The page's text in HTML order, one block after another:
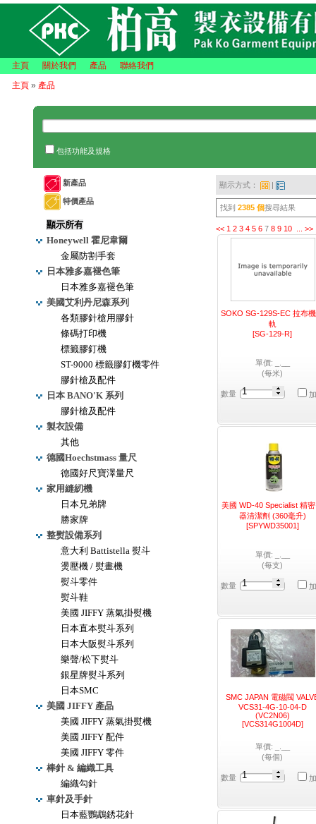
主頁 關於我們 產品
聯絡我們
主頁 » 產品
包括功能及規格
新產品
特價產品
顯示所有
Honeywell 霍尼韋爾
金屬防割手套
日本雅多嘉褪色筆
日本雅多嘉褪色筆
美國艾利丹尼森系列
各類膠針槍用膠針
條碼打印機
標籤膠釘機
ST-9000 標籤膠釘機零件
膠針槍及配件
日本 BANO'K 系列
膠針槍及配件
製衣設備
其他
德國Hoechstmass 量尺
德國好尺寶澤量尺
家用縫紉機
日本兄弟牌
勝家牌
整熨設備系列
意大利 Battistella 熨斗
燙壓機 / 熨畫機
熨斗零件
熨斗鞋
美國 JIFFY 蒸氣掛熨機
日本直本熨斗系列
日本大阪熨斗系列
樂聲/松下熨斗
銀星牌熨斗系列
日本SMC
美國 JIFFY 產品
美國 JIFFY 蒸氣掛熨機
美國 JIFFY 配件
美國 JIFFY 零件
棒針 & 編織工具
編織勾針
車針及手針
日本藍鸚鵡銹花針
顯示方式： |
找到 2385 個搜尋結果
<< 1 2 3 4 5 6 7 8 9 10 >>
SOKO SG-129S-EC 拉布
軌
[SG-129-R]
單價: _.__
(每米)
數量
美國 WD-40 Specialist 精
器清潔劑 (360毫升)
[SPYWD35001]
單價: _.__
(每支)
數量
SMC JAPAN 電磁閥
VCS31-4G-10-04-D
(VC2N06)
[VCS314G1004D]
單價: _.__
(每個)
數量